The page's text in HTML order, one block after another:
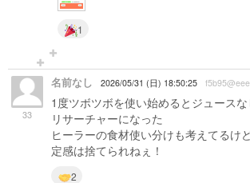
1
33
名前なし 2026/05/31 (日) 18:50:25
1度ツボツボを使い始めるとジュース
リサーチャーになった
ヒーラーの食材使い分けも考えてるけ
定感は捨てられねぇ！
2